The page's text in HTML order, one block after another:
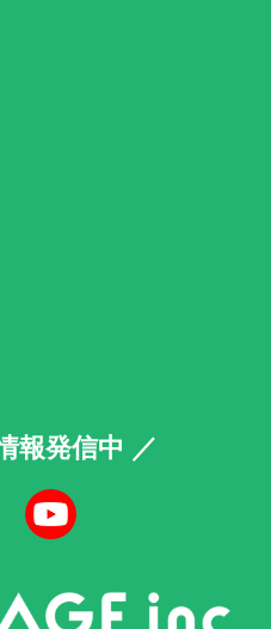
報発信中 ／